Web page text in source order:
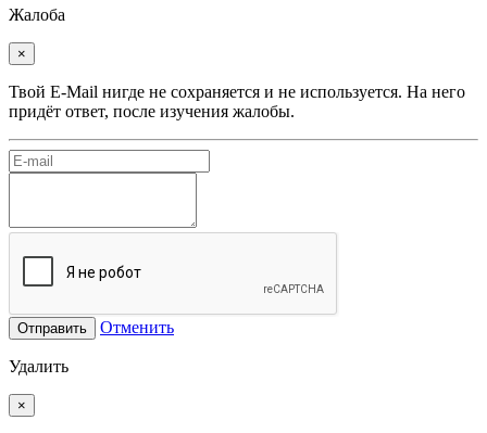
Жалоба
×
Твой E-Mail нигде не сохраняется и не используется. На него
придёт ответ, после изучения жалобы.
Отправить Отменить
Удалить
×